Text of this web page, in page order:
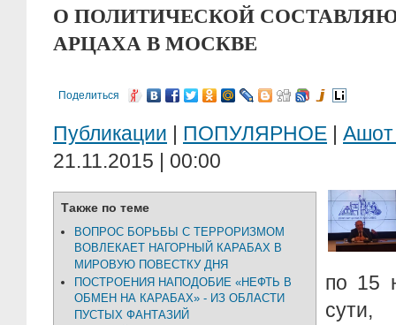
О ПОЛИТИЧЕСКОЙ
АРЦАХА В МОСКВЕ
Поделиться
Публикации | ПОПУЛЯРНОЕ |
21.11.2015 | 00:00
Также по теме
ВОПРОС БОРЬБЫ С ТЕРРОРИЗМОМ
ВОВЛЕКАЕТ НАГОРНЫЙ КАРАБАХ В
МИРОВУЮ ПОВЕСТКУ ДНЯ
ПОСТРОЕНИЯ НАПОДОБИЕ «НЕФТЬ В
ОБМЕН НА КАРАБАХ» - ИЗ ОБЛАСТИ
ПУСТЫХ ФАНТАЗИЙ
по 15